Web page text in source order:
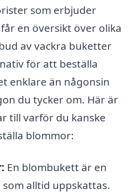
som erbjuder
en översikt över olika
av vackra buketter
för att beställa
enklare än någonsin
du tycker om. Här är
till varför du kanske
blommor:
En blombukett är en
alltid uppskattas.